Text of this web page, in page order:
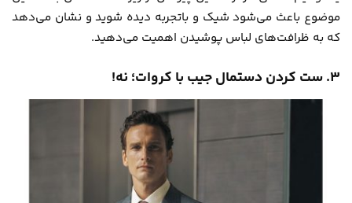
موضوع باعث می‌شود شیک و باتجربه دیده شوید و نشان می‌دهد
که به ظرافت‌های لباس پوشیدن اهمیت می‌دهید.
۳. ست کردن دستمال جیب با کروات؛ نه!